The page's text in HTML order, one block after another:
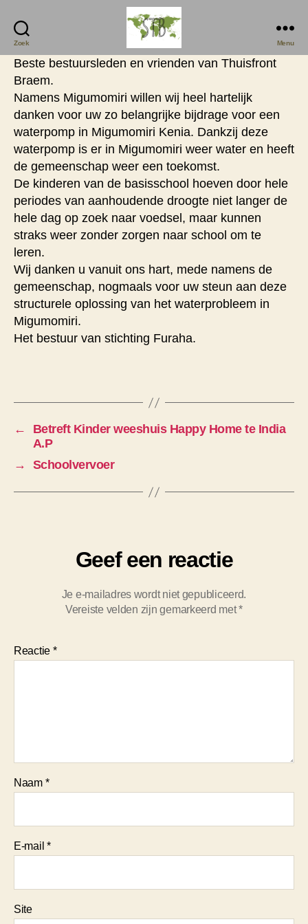
Zoek
Stichting
Thuisfront
Menu
Beste bestuursleden en vrienden van Thuisfront
Braem.
Namens Migumomiri willen wij heel hartelijk
danken voor uw zo belangrijke bijdrage voor een
waterpomp in Migumomiri Kenia. Dankzij deze
waterpomp is er in Migumomiri weer water en heeft
de gemeenschap weer een toekomst.
De kinderen van de basisschool hoeven door hele
periodes van aanhoudende droogte niet langer de
hele dag op zoek naar voedsel, maar kunnen
straks weer zonder zorgen naar school om te
leren.
Wij danken u vanuit ons hart, mede namens de
gemeenschap, nogmaals voor uw steun aan deze
structurele oplossing van het waterprobleem in
Migumomiri.
Het bestuur van stichting Furaha.
←
Betreft Kinder weeshuis Happy Home te India
A.P
→
Schoolvervoer
Geef een reactie
Je e-mailadres wordt niet gepubliceerd.
Vereiste velden zijn gemarkeerd met*
Reactie *
Naam *
E-mail*
Site